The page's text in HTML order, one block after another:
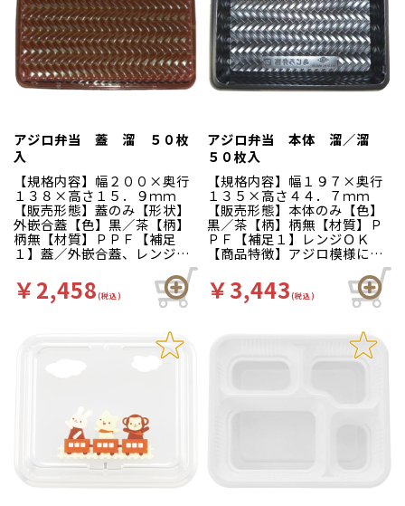
アジロ弁当 蓋 溜 ５０枚
入
【規格内容】幅２００×奥行
１３８×高さ１５．９ｍｍ
【販売形態】蓋のみ【形状】
外嵌合蓋【色】黒／茶【柄】
柄無【材質】ＰＰＦ【補足
１】蓋／外嵌合蓋、レンジＯ
Ｋ【商品特徴】アジロ模様に
溜色を施した味のある容器で
す。レンジ対応なのでうな重
などの温めておいしいお弁当
ます。
￥2,458(税込)
アジロ弁当 本体 溜／溜
５０枚入
【規格内容】幅１９７×奥行
１３５×高さ４４．７ｍｍ
【販売形態】本体のみ【色】
黒／茶【柄】柄無【材質】Ｐ
ＰＦ【補足１】レンジＯＫ
【商品特徴】アジロ模様に溜
す。レンジ対応なのでうな重
などの温めておいしいお弁当
にも安心してご使用いただけ
￥3,443(税込)